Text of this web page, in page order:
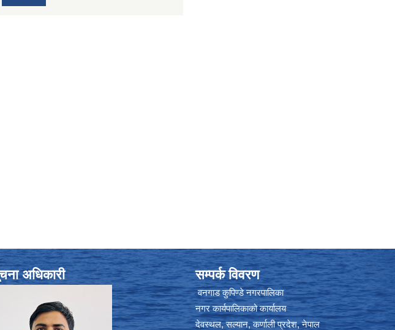
अधिकारी सम्पर्क विवरण
वनगाड कुपिण्डे नगरपालिका
नगर कार्यपालिकाको कार्यालय
देवस्थल, सल्यान, कर्णाली प्रदेश, नेपाल